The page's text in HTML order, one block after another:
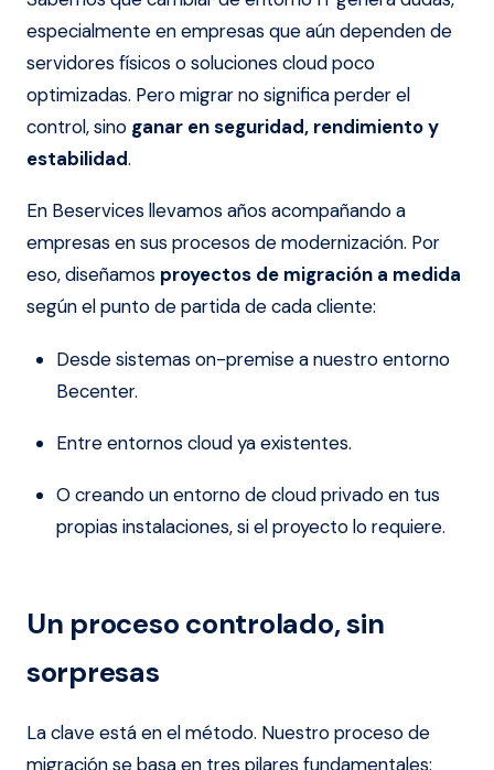
especialmente en empresas que aún dependen de
servidores físicos o soluciones cloud poco
optimizadas. Pero migrar no significa perder el
control, sino ganar en seguridad, rendimiento y
estabilidad.
En Beservices llevamos años acompañando a
empresas en sus procesos de modernización. Por
eso, diseñamos proyectos de migración a medida
según el punto de partida de cada cliente:
Desde sistemas on-premise a nuestro entorno
Becenter.
Entre entornos cloud ya existentes.
O creando un entorno de cloud privado en tus
propias instalaciones, si el proyecto lo requiere.
Un proceso controlado, sin
sorpresas
La clave está en el método. Nuestro proceso de
migración se basa en tres pilares fundamentales: